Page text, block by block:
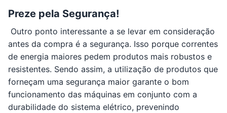
Preze pela Segurança!
Outro ponto interessante a se levar em consideração
antes da compra é a segurança. Isso porque correntes
de energia maiores pedem produtos mais robustos e
resistentes. Sendo assim, a utilização de produtos que
forneçam uma segurança maior garante o bom
funcionamento das máquinas em conjunto com a
durabilidade do sistema elétrico, prevenindo